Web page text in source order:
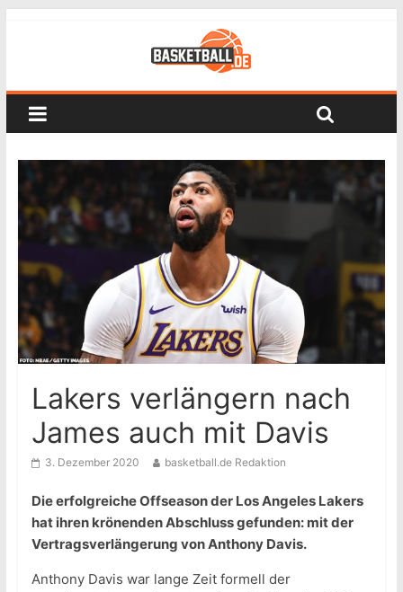
Lakers verlängern nach
James auch mit Davis
3. Dezember 2020 basketball.de Redaktion
Die erfolgreiche Offseason der Los Angeles Lakers
hat ihren krönenden Abschluss gefunden: mit der
Vertragsverlängerung von Anthony Davis.
Anthony Davis war lange Zeit formell der